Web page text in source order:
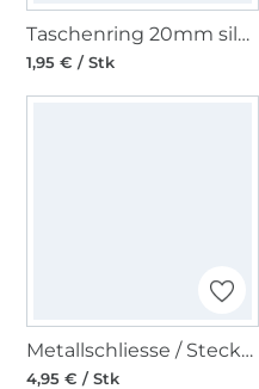
Taschenring 20mm silberfarbig
1,95 € / Stk
Metallschliesse / Steckschnalle 50 mm, silber
4,95 € / Stk